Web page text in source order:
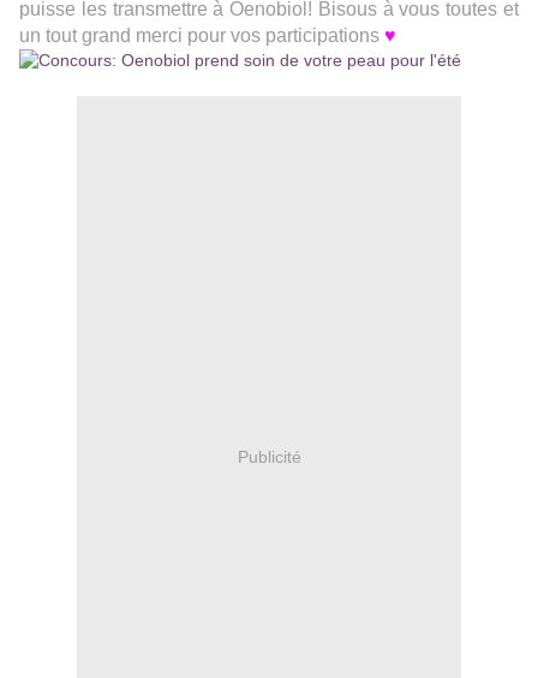
puisse les transmettre à Oenobiol! Bisous à vous toutes et
un tout grand merci pour vos participations ♥
Publicité